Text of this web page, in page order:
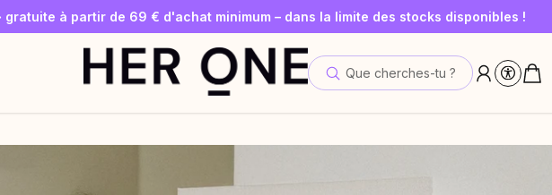
gratuite à partir de 69 € d'achat minimum – dans la limite des stocks disponibles !
dès maintenant à la newsletter et recevez un bon d'achat de 10 €
Économisez jusqu'à 30 % grâce à nos Subscriptions
Que cherches-tu ?